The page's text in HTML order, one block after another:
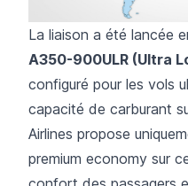
La liaison a été lancée
A350-900ULR (Ultra
configuré pour les vols
capacité de carburant
Airlines propose
premium economy sur